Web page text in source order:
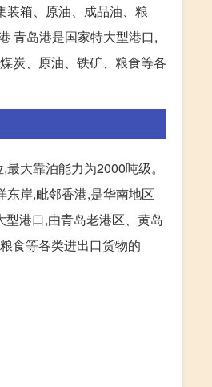
装箱、原油、成品油、粮
青岛港是国家特大型港口,
炭、原油、铁矿、粮食等各
大靠泊能力为2000吨级。
岸,毗邻香港,是华南地区
港口,由青岛老港区、黄岛
食等各类进出口货物的